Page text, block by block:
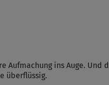
Aufmachung ins Auge. Und
überflüssig.